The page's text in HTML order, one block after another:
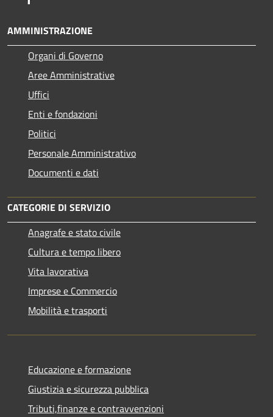
AMMINISTRAZIONE
Organi di Governo
Aree Amministrative
Uffici
Enti e fondazioni
Politici
Personale Amministrativo
Documenti e dati
CATEGORIE DI SERVIZIO
Anagrafe e stato civile
Cultura e tempo libero
Vita lavorativa
Imprese e Commercio
Mobilità e trasporti
Educazione e formazione
Giustizia e sicurezza pubblica
Tributi,finanze e contravvenzioni